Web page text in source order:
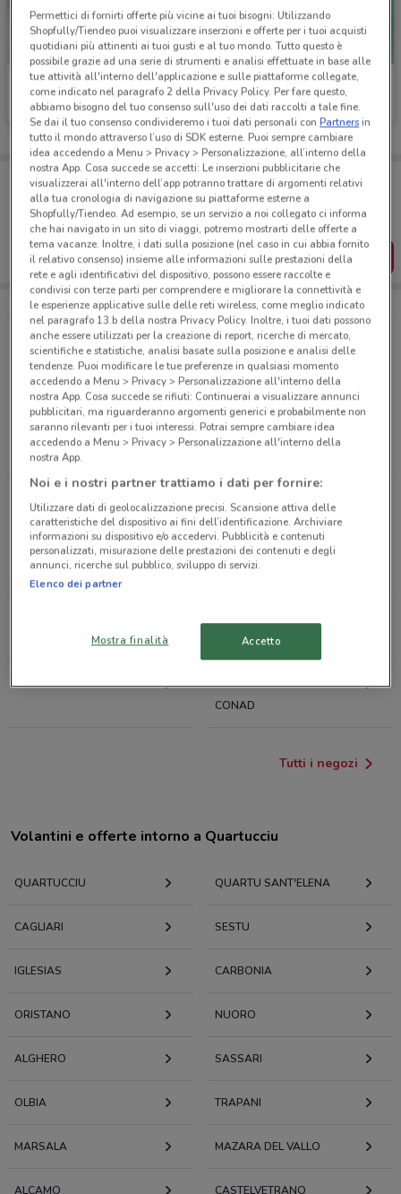
Pet Store Conad
Scade il 09/09 1.2 km
Best Friend
Scade il 31/08
Porta DoveConviene sempre con te!
Puoi trovare le migliori offerte dei negozi vicino a te,
salvarle e creare la tua lista del risparmio, comodamente
dal tuo cellulare.
SCARICA L’APP
Le offerte di Animali più cercate
Bocconcini
Cibo per gatti
Cibo per cani
Antiparassitari
Lettiera per gatti
Trasportino gatto
Tiragraffi Acquario
Negozi di Animali a Quartucciu
VOLANTINO AMICI DI CASA
VOLANTINO FERPLAST
VOLANTINO ARCAPLANET
VOLANTINO PET STORE
CONAD
Tutti i negozi
Volantini e offerte intorno a Quartucciu
QUARTUCCIU QUARTU SANT'ELENA
CAGLIARI SESTU
IGLESIAS CARBONIA
ORISTANO NUORO
ALGHERO SASSARI
OLBIA TRAPANI
MARSALA MAZARA DEL VALLO
ALCAMO CASTELVETRANO
Permettici di fornirti offerte più vicine ai tuoi bisogni: Utilizzando
Shopfully/Tiendeo puoi visualizzare inserzioni e offerte per i tuoi acquisti
quotidiani più attinenti ai tuoi gusti e al tuo mondo. Tutto questo è
possibile grazie ad una serie di strumenti e analisi effettuate in base alle
tue attività all'interno dell'applicazione e sulle piattaforme collegate,
come indicato nel paragrafo 2 della Privacy Policy. Per fare questo,
abbiamo bisogno del tuo consenso sull'uso dei dati raccolti a tale fine.
Se dai il tuo consenso condivideremo i tuoi dati personali conPartnersin
tutto il mondo attraverso l’uso di SDK esterne. Puoi sempre cambiare
idea accedendo a Menu > Privacy > Personalizzazione, all’interno della
nostra App. Cosa succede se accetti: Le inserzioni pubblicitarie che
visualizzerai all'interno dell’app potranno trattare di argomenti relativi
alla tua cronologia di navigazione su piattaforme esterne a
Shopfully/Tiendeo. Ad esempio, se un servizio a noi collegato ci informa
che hai navigato in un sito di viaggi, potremo mostrarti delle offerte a
tema vacanze. Inoltre, i dati sulla posizione (nel caso in cui abbia fornito
il relativo consenso) insieme alle informazioni sulle prestazioni della
rete e agli identificativi del dispositivo, possono essere raccolte e
condivisi con terze parti per comprendere e migliorare la connettività e
le esperienze applicative sulle delle reti wireless, come meglio indicato
nel paragrafo 13.b della nostra Privacy Policy. Inoltre, i tuoi dati possono
anche essere utilizzati per la creazione di report, ricerche di mercato,
scientifiche e statistiche, analisi basate sulla posizione e analisi delle
tendenze. Puoi modificare le tue preferenze in qualsiasi momento
accedendo a Menu > Privacy > Personalizzazione all'interno della
nostra App. Cosa succede se rifiuti: Continuerai a visualizzare annunci
pubblicitari, ma riguarderanno argomenti generici e probabilmente non
saranno rilevanti per i tuoi interessi. Potrai sempre cambiare idea
accedendo a Menu > Privacy > Personalizzazione all'interno della
nostra App.
Noi e i nostri partner trattiamo i dati per fornire:
Utilizzare dati di geolocalizzazione precisi. Scansione attiva delle
caratteristiche del dispositivo ai fini dell’identificazione. Archiviare
informazioni su dispositivo e/o accedervi. Pubblicità e contenuti
personalizzati, misurazione delle prestazioni dei contenuti e degli
annunci, ricerche sul pubblico, sviluppo di servizi.
Elenco dei partner
Mostra finalità Accetto